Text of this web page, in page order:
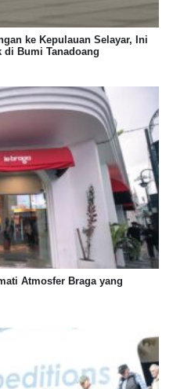
ke Kepulauan Selayar, Ini
di Bumi Tanadoang
Atmosfer Braga yang